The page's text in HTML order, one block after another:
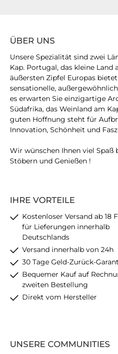
IHRE VORTEILE
Kostenloser Versand ab 18
für Lieferungen innerhalb
Deutschlands
Versand innerhalb von 24h
30 Tage Geld-Zurück-
Bequemer Kauf auf
zweiten Bestellung
Direkt vom Hersteller
ÜBER UNS
Unsere Spezialität sind zwei
Kap. Portugal, das kleine Land
äußersten Zipfel Europas bietet
sensationelle,
es erwarten Sie einzigartige
Südafrika, das Weinland am
guten Hoffnung steht für
Innovation, Schönheit und
Wir wünschen Ihnen viel Spaß
Stöbern und Genießen !
UNSERE COMMUNITIES